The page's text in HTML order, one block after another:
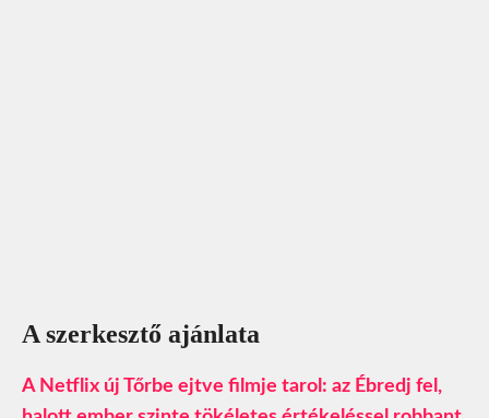
A szerkesztő ajánlata
A Netflix új Tőrbe ejtve filmje tarol: az Ébredj fel,